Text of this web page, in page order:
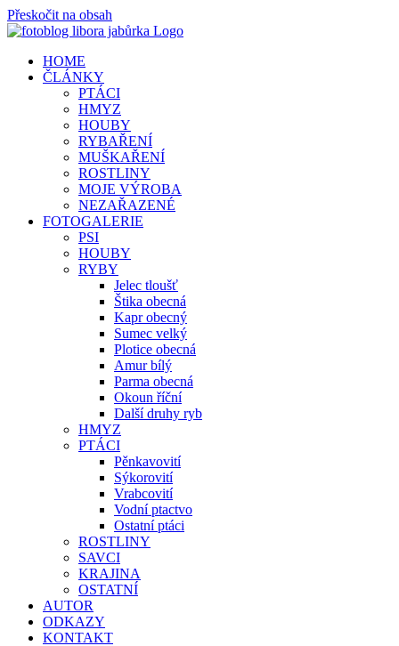
Přeskočit na obsah
HOME
ČLÁNKY
PTÁCI
HMYZ
HOUBY
RYBAŘENÍ
MUŠKAŘENÍ
ROSTLINY
MOJE VÝROBA
NEZAŘAZENÉ
FOTOGALERIE
PSI
HOUBY
RYBY
Jelec tloušť
Štika obecná
Kapr obecný
Sumec velký
Plotice obecná
Amur bílý
Parma obecná
Okoun říční
Další druhy ryb
HMYZ
PTÁCI
Pěnkavovití
Sýkorovití
Vrabcovití
Vodní ptactvo
Ostatní ptáci
ROSTLINY
SAVCI
KRAJINA
OSTATNÍ
AUTOR
ODKAZY
KONTAKT